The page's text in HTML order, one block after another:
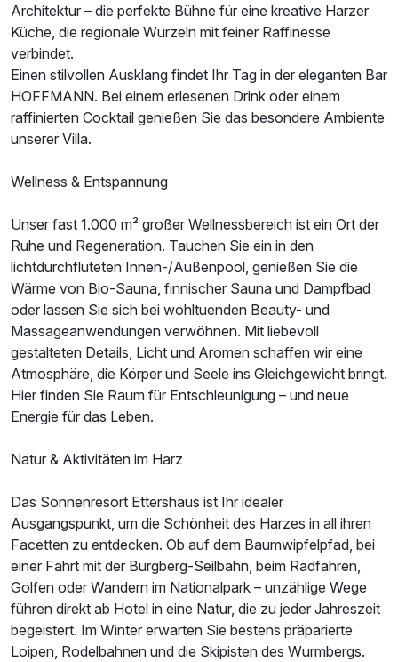
Ausstattung
Für 4 Tage p.P. ab449,00 €
Architektur – die perfekte Bühne für eine kreative Harzer
Küche, die regionale Wurzeln mit feiner Raffinesse
verbindet.
Einen stilvollen Ausklang findet Ihr Tag in der eleganten Bar
HOFFMANN. Bei einem erlesenen Drink oder einem
raffinierten Cocktail genießen Sie das besondere Ambiente
unserer Villa.
Wellness & Entspannung
Unser fast 1.000 m² großer Wellnessbereich ist ein Ort der
Ruhe und Regeneration. Tauchen Sie ein in den
lichtdurchfluteten Innen-/Außenpool, genießen Sie die
Wärme von Bio-Sauna, finnischer Sauna und Dampfbad
oder lassen Sie sich bei wohltuenden Beauty- und
Massageanwendungen verwöhnen. Mit liebevoll
gestalteten Details, Licht und Aromen schaffen wir eine
Atmosphäre, die Körper und Seele ins Gleichgewicht bringt.
Hier finden Sie Raum für Entschleunigung – und neue
Energie für das Leben.
Natur & Aktivitäten im Harz
Das Sonnenresort Ettershaus ist Ihr idealer
Ausgangspunkt, um die Schönheit des Harzes in all ihren
Facetten zu entdecken. Ob auf dem Baumwipfelpfad, bei
einer Fahrt mit der Burgberg-Seilbahn, beim Radfahren,
Golfen oder Wandern im Nationalpark – unzählige Wege
führen direkt ab Hotel in eine Natur, die zu jeder Jahreszeit
begeistert. Im Winter erwarten Sie bestens präparierte
Loipen, Rodelbahnen und die Skipisten des Wurmbergs.